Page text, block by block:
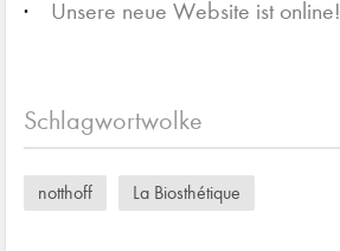
Unsere neue Website ist online!
Schlagwortwolke
notthoff La Biosthétique